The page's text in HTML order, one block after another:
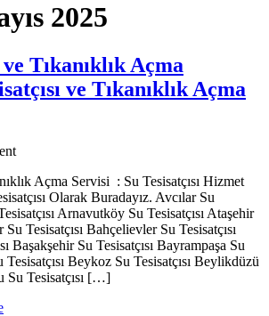
2025
ve Tıkanıklık Açma
ve Tıkanıklık Açma
Açma Servisi : Su Tesisatçısı Hizmet
Olarak Buradayız. Avcılar Su
Arnavutköy Su Tesisatçısı Ataşehir
Su Tesisatçısı Bahçelievler Su Tesisatçısı
Başakşehir Su Tesisatçısı Bayrampaşa Su
Tesisatçısı Beykoz Su Tesisatçısı Beylikdüzü
Su Tesisatçısı […]